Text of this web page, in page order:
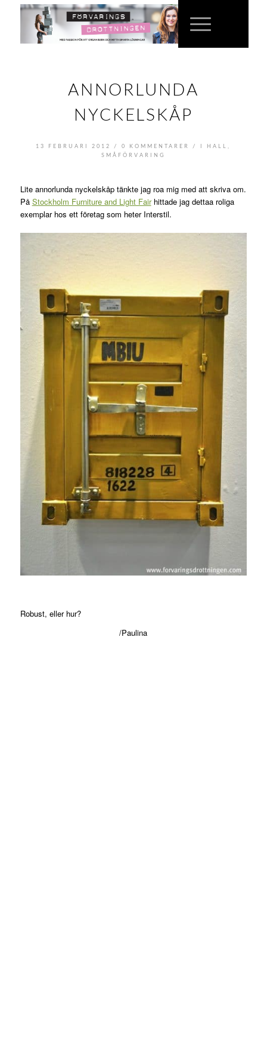
ANNORLUNDA
NYCKELSKÅP
13 FEBRUARI 2012 / 0 KOMMENTARER / HALL,
SMÅFÖRVARING
Lite annorlunda nyckelskåp tänkte jag roa mig med att skriva om.
På Stockholm Furniture and Light Fairhittade jag dettaa roliga
exemplar hos ett företag som heter Interstil.
Robust, eller hur?
/Paulina